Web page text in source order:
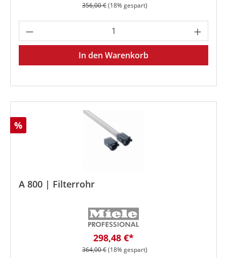
Regulärer Preis:
356,00 €(18% gespart)
Produkt Anzahl: Gib den
In den Warenkorb
Rabatt
%
A 800 | Filterrohr
Verkaufspreis:
298,48 €*
Regulärer Preis:
364,00 €(18% gespart)